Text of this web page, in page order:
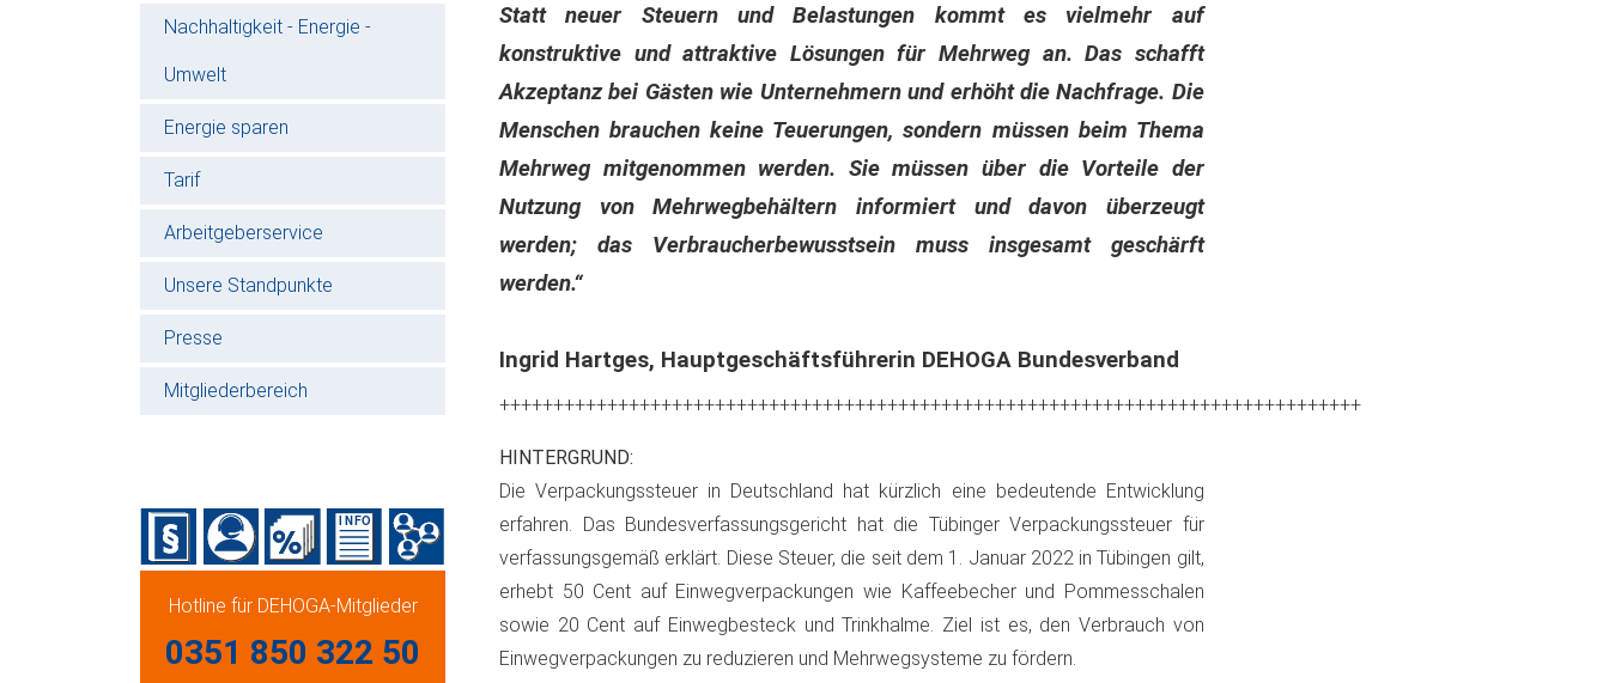
Nachhaltigkeit - Energie -
Umwelt
Energie sparen
Tarif
Arbeitgeberservice
Unsere Standpunkte
Presse
Mitgliederbereich
Hotline für DEHOGA-Mitglieder
0351 850 322 50
Statt neuer Steuern und Belastungen kommt es vielmehr auf
konstruktive und attraktive Lösungen für Mehrweg an. Das schafft
Akzeptanz bei Gästen wie Unternehmern und erhöht die Nachfrage. Die
Menschen brauchen keine Teuerungen, sondern müssen beim Thema
Mehrweg mitgenommen werden. Sie müssen über die Vorteile der
Nutzung von Mehrwegbehältern informiert und davon überzeugt
werden; das Verbraucherbewusstsein muss insgesamt geschärft
werden.“
Ingrid Hartges, Hauptgeschäftsführerin DEHOGA Bundesverband
++++++++++++++++++++++++++++++++++++++++++++++++++++++++++++++++++++++++++++++++
HINTERGRUND:
Die Verpackungssteuer in Deutschland hat kürzlich eine bedeutende Entwicklung
erfahren. Das Bundesverfassungsgericht hat die Tübinger Verpackungssteuer für
verfassungsgemäß erklärt. Diese Steuer, die seit dem 1. Januar 2022 in Tübingen gilt,
erhebt 50 Cent auf Einwegverpackungen wie Kaffeebecher und Pommesschalen
sowie 20 Cent auf Einwegbesteck und Trinkhalme. Ziel ist es, den Verbrauch von
Einwegverpackungen zu reduzieren und Mehrwegsysteme zu fördern.